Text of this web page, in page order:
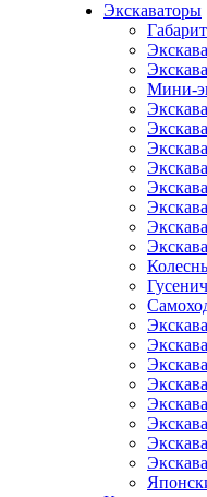
Экскаваторы
Мини-